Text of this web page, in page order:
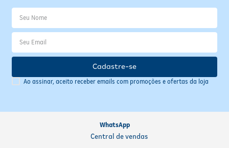
Ao assinar, aceito receber emails com promoções e ofertas da loja
Cadastre-se
WhatsApp
Central de vendas